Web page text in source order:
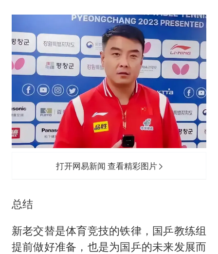
打开网易新闻 查看精彩图片
总结
新老交替是体育竞技的铁律，国乒教练组
提前做好准备，也是为国乒的未来发展而